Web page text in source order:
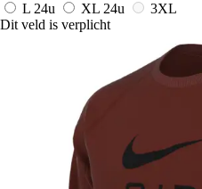
L 24u XL 24u
3XL
Dit veld is verplicht